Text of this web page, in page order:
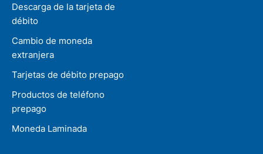
Descarga de la tarjeta de
débito
Cambio de moneda
extranjera
Tarjetas de débito prepago
Productos de teléfono
prepago
Moneda Laminada